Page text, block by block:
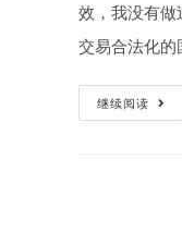
效，我没有
交易合法化
继续阅读 性
服